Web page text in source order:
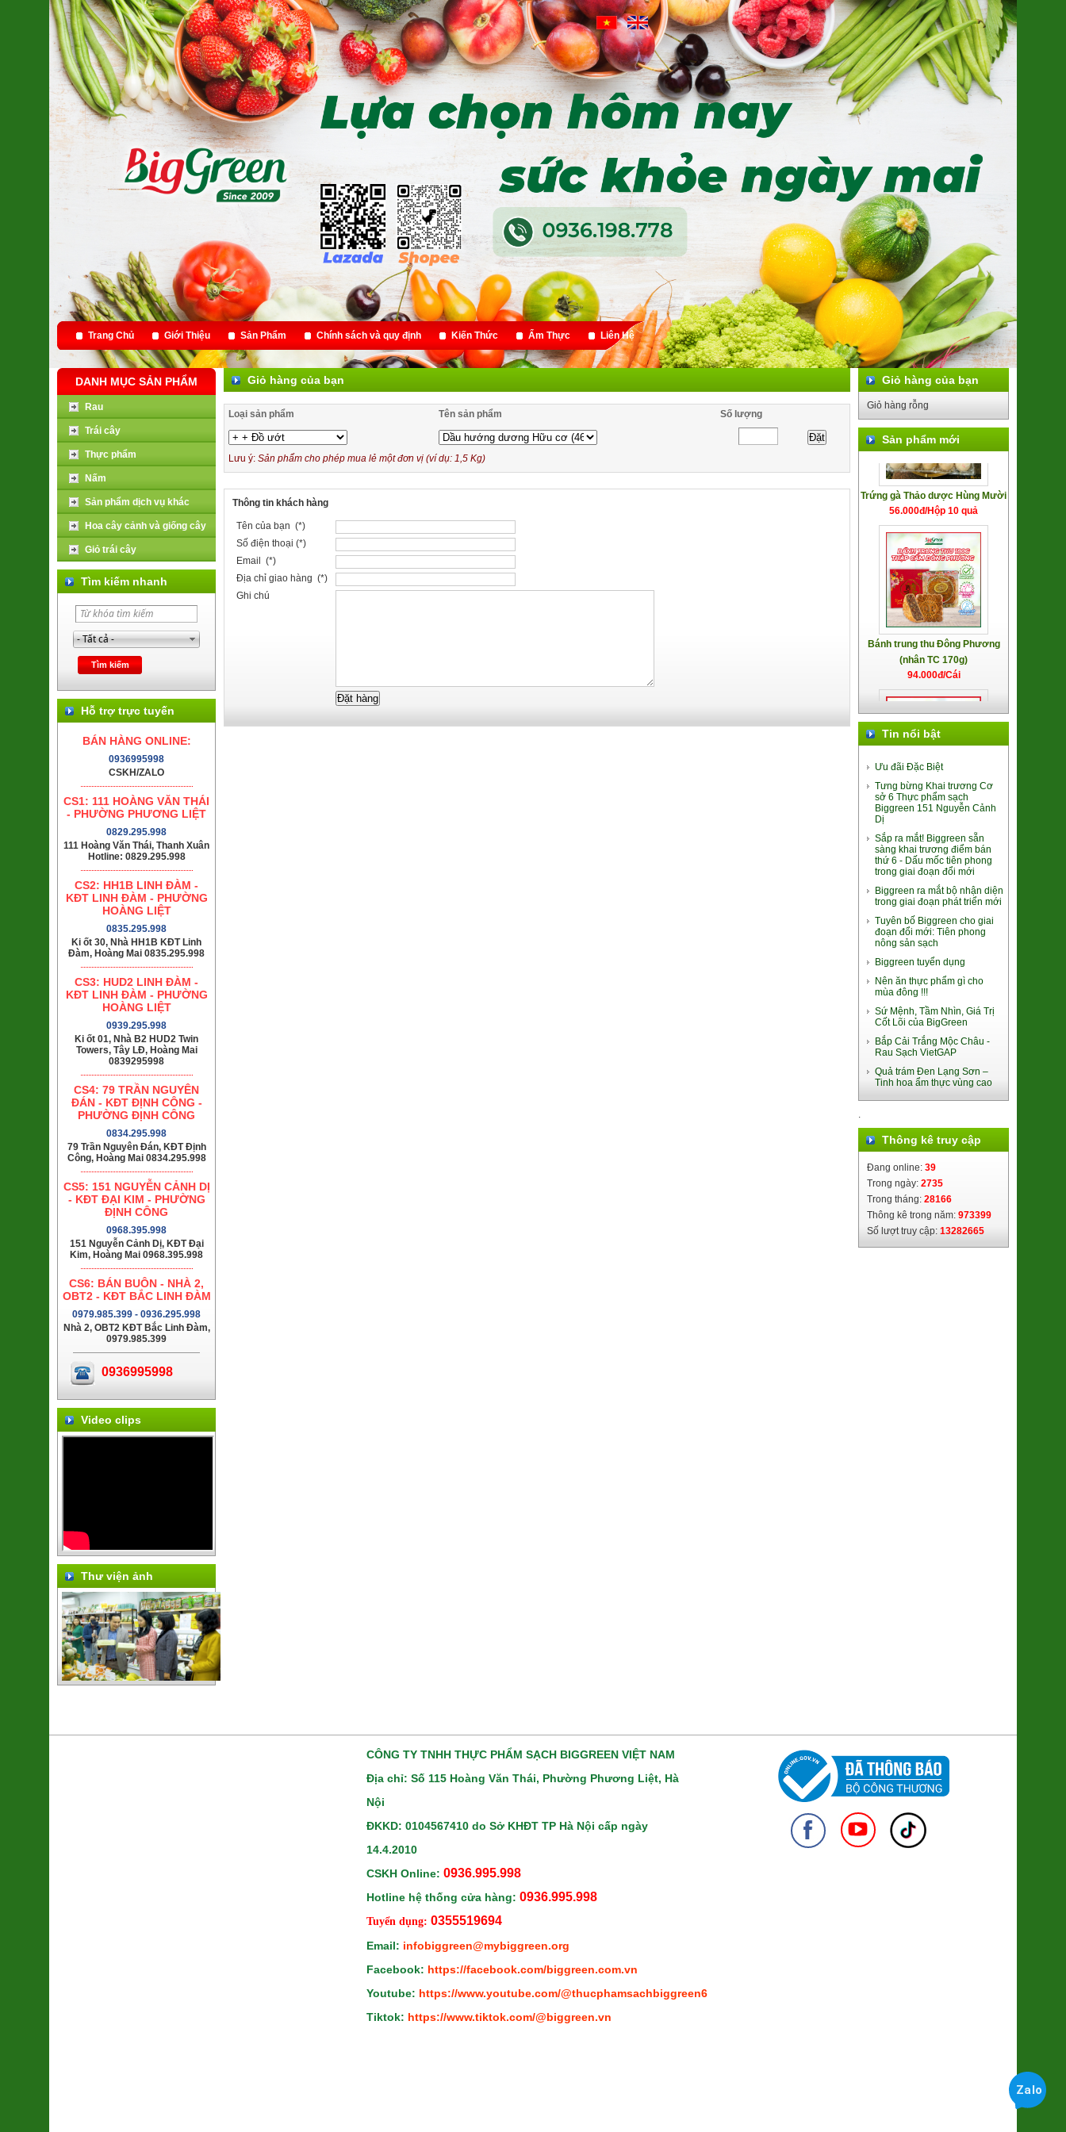
Trang Chủ Giới Thiệu Sản Phẩm Chính sách và quy định Kiến Thức Ẩm Thực Liên Hệ
DANH MỤC SẢN PHẨM
Rau
Trái cây
Thực phẩm
Nấm
Sản phẩm dịch vụ khác
Hoa cây cảnh và giống cây
Giỏ trái cây
Tìm kiếm nhanh
Hỗ trợ trực tuyến
BÁN HÀNG ONLINE:
0936995998
CSKH/ZALO
CS1: 111 HOÀNG VĂN THÁI
- PHƯỜNG PHƯƠNG LIỆT
0829.295.998
111 Hoàng Văn Thái, Thanh Xuân
Hotline: 0829.295.998
CS2: HH1B LINH ĐÀM -
KĐT LINH ĐÀM - PHƯỜNG
HOÀNG LIỆT
0835.295.998
Ki ốt 30, Nhà HH1B KĐT Linh
Đàm, Hoàng Mai 0835.295.998
CS3: HUD2 LINH ĐÀM -
KĐT LINH ĐÀM - PHƯỜNG
HOÀNG LIỆT
0939.295.998
Ki ốt 01, Nhà B2 HUD2 Twin
Towers, Tây LĐ, Hoàng Mai
0839295998
CS4: 79 TRẦN NGUYÊN
ĐÁN - KĐT ĐỊNH CÔNG -
PHƯỜNG ĐỊNH CÔNG
0834.295.998
79 Trần Nguyên Đán, KĐT Định
Công, Hoàng Mai 0834.295.998
CS5: 151 NGUYỄN CẢNH DỊ
- KĐT ĐẠI KIM - PHƯỜNG
ĐỊNH CÔNG
0968.395.998
151 Nguyễn Cảnh Dị, KĐT Đại
Kim, Hoàng Mai 0968.395.998
CS6: BÁN BUÔN - NHÀ 2,
OBT2 - KĐT BẮC LINH ĐÀM
0979.985.399 - 0936.295.998
Nhà 2, OBT2 KĐT Bắc Linh Đàm,
0979.985.399
0936995998
Video clips
Thư viện ảnh
Giỏ hàng của bạn
Loại sản phẩm Tên sản phẩm Số lượng
Lưu ý: Sản phẩm cho phép mua lẻ một đơn vị (ví dụ: 1,5 Kg)
Thông tin khách hàng
Tên của bạn (*)
Số điện thoại (*)
Email (*)
Địa chỉ giao hàng (*)
Ghi chú
Giỏ hàng của bạn
Giỏ hàng rỗng
Sản phẩm mới
Khoai Lang Mật Đà Lạt Xuất khẩu
(SP001318)
7.500đ/100g
Trứng gà Thảo dược Hùng Mười
56.000đ/Hộp 10 quả
Bánh trung thu Đông Phương
(nhân TC 170g)
94.000đ/Cái
Lá Giang Khô Bình Định
(SP010245)
Súp lơ xanh Baby Đà Lạt
(2611048)
9.000đ/100g
Nghệ Nano Curcumin (Gel)
(8938512491448)
380.000đ/Hộp
Ổi Di trạch (2621122)
48.000đ/Kg
Cacao Nguyên Chất Hữu Cơ
(SP322139)
255.000đ/Hộp
Tin nổi bật
Ưu đãi Đặc Biệt
Tưng bừng Khai trương Cơ
sở 6 Thực phẩm sạch
Biggreen 151 Nguyễn Cảnh
Dị
Sắp ra mắt! Biggreen sẵn
sàng khai trương điểm bán
thứ 6 - Dấu mốc tiên phong
trong giai đoạn đổi mới
Biggreen ra mắt bộ nhận diện
trong giai đoạn phát triển mới
Tuyên bố Biggreen cho giai
đoạn đổi mới: Tiên phong
nông sản sạch
Biggreen tuyển dụng
Nên ăn thực phẩm gì cho
mùa đông !!!
Sứ Mệnh, Tầm Nhìn, Giá Trị
Cốt Lõi của BigGreen
Bắp Cải Trắng Mộc Châu -
Rau Sạch VietGAP
Quả trám Đen Lạng Sơn –
Tinh hoa ẩm thực vùng cao
.
Thông kê truy cập
Đang online: 39
Trong ngày: 2735
Trong tháng: 28166
Thông kê trong năm: 973399
Số lượt truy cập: 13282665
CÔNG TY TNHH THỰC PHẨM SẠCH BIGGREEN VIỆT NAM
Địa chỉ: Số 115 Hoàng Văn Thái, Phường Phương Liệt, Hà
Nội
ĐKKD: 0104567410 do Sở KHĐT TP Hà Nội cấp ngày
14.4.2010
CSKH Online: 0936.995.998
Hotline hệ thống cửa hàng: 0936.995.998
Tuyển dụng: 0355519694
Email: infobiggreen@mybiggreen.org
Facebook: https://facebook.com/biggreen.com.vn
Youtube: https://www.youtube.com/@thucphamsachbiggreen6950
Tiktok: https://www.tiktok.com/@biggreen.vn